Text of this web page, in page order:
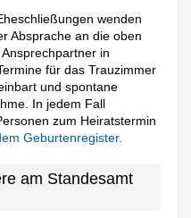
wenden
Absprache an die oben
in
für das Trauzimmer
und spontane
In jedem Fall
zum Heiratstermin
Geburtenregister.
am Standesamt